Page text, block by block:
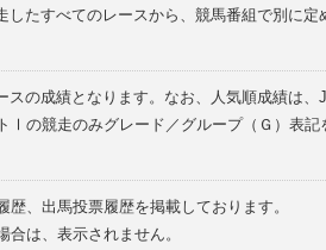
したすべてのレースから、競馬番組で別に定
の成績となります。なお、人気順成績は、
の競走のみグレード／グループ（Ｇ）表記
、出馬投票履歴を掲載しております。
は、表示されません。